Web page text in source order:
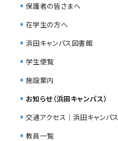
保護者の皆さまへ
在学生の方へ
浜田キャンパス図書館
学生便覧
施設案内
お知らせ（浜田キャンパス）
交通アクセス｜浜田キャンパス
教員一覧